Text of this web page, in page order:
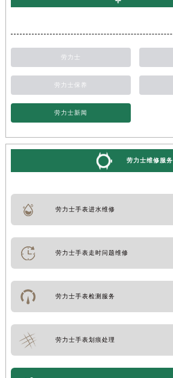
劳力士
劳力士保养
劳力士新闻
劳力士维修服务
劳力士手表进水维修
劳力士手表走时问题维修
劳力士手表检测服务
劳力士手表划痕处理